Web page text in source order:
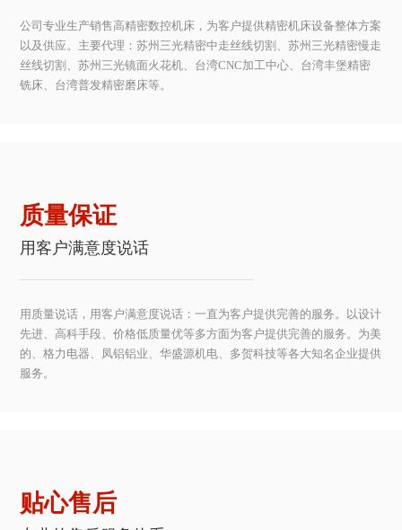
公司专业生产销售高精密数控机床，为客户提供精密机床设备整体方案
以及供应。主要代理：苏州三光精密中走丝线切割、苏州三光精密慢走
丝线切割、苏州三光镜面火花机、台湾CNC加工中心、台湾丰堡精密
铣床、台湾普发精密磨床等。
质量保证
用客户满意度说话
用质量说话，用客户满意度说话：一直为客户提供完善的服务。以设计
先进、高科手段、价格低质量优等多方面为客户提供完善的服务。为美
的、格力电器、凤铝铝业、华盛源机电、多贺科技等各大知名企业提供
服务。
贴心售后